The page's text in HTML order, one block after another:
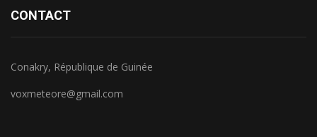
CONTACT
Conakry, République de Guinée
voxmeteore@gmail.com